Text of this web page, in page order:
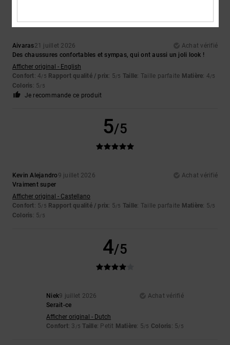
Aivaras21 juillet 2026
Achat vérifié
Des chaussures confortables et sympas, qui ont aussi un joli look !
Afficher original - English
Confort: 4/5 Rapport qualité / prix: 5/5 Taille: Taille parfaite Matière: 4/5
Coloris: 5/5
Je recommande ce produit
5/5
Kevin Alejandro9 juillet 2026
Achat vérifié
Vraiment super
Afficher original - Castellano
Confort: 5/5 Rapport qualité / prix: 5/5 Taille: Taille parfaite Matière: 5/5
Coloris: 5/5
4/5
Niek9 juillet 2026
Achat vérifié
Serait-ce
Afficher original - Dutch
Confort: 3 /5 Taille: Petit Matière: 5/5 Coloris: 5/5